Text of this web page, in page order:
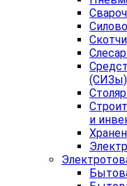
(СИЗы)
и